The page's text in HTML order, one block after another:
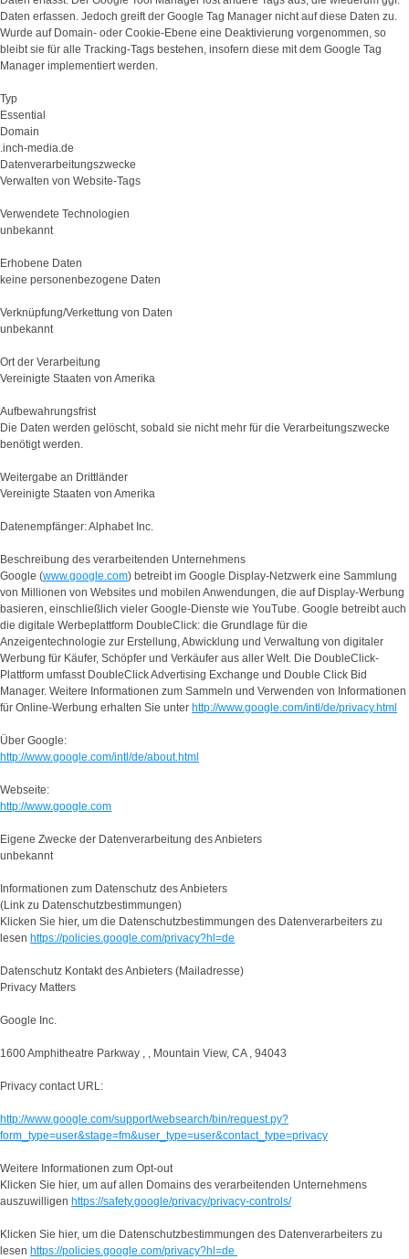
Daten erfassen. Jedoch greift der Google Tag Manager nicht auf diese Daten zu.
Wurde auf Domain- oder Cookie-Ebene eine Deaktivierung vorgenommen, so
bleibt sie für alle Tracking-Tags bestehen, insofern diese mit dem Google Tag
Manager implementiert werden.
Typ
Essential
Domain
.inch-media.de
Datenverarbeitungszwecke
Verwalten von Website-Tags
Verwendete Technologien
unbekannt
Erhobene Daten
keine personenbezogene Daten
Verknüpfung/Verkettung von Daten
unbekannt
Ort der Verarbeitung
Vereinigte Staaten von Amerika
Aufbewahrungsfrist
Die Daten werden gelöscht, sobald sie nicht mehr für die Verarbeitungszwecke
benötigt werden.
Weitergabe an Drittländer
Vereinigte Staaten von Amerika
Datenempfänger: Alphabet Inc.
Beschreibung des verarbeitenden Unternehmens
Google (www.google.com) betreibt im Google Display-Netzwerk eine Sammlung
von Millionen von Websites und mobilen Anwendungen, die auf Display-Werbung
basieren, einschließlich vieler Google-Dienste wie YouTube. Google betreibt auch
die digitale Werbeplattform DoubleClick: die Grundlage für die
Anzeigentechnologie zur Erstellung, Abwicklung und Verwaltung von digitaler
Werbung für Käufer, Schöpfer und Verkäufer aus aller Welt. Die DoubleClick-
Plattform umfasst DoubleClick Advertising Exchange und Double Click Bid
Manager. Weitere Informationen zum Sammeln und Verwenden von Informationen
für Online-Werbung erhalten Sie unter http://www.google.com/intl/de/privacy.html
Über Google:
http://www.google.com/intl/de/about.html
Webseite:
http://www.google.com
Eigene Zwecke der Datenverarbeitung des Anbieters
unbekannt
Informationen zum Datenschutz des Anbieters
(Link zu Datenschutzbestimmungen)
Klicken Sie hier, um die Datenschutzbestimmungen des Datenverarbeiters zu
lesen https://policies.google.com/privacy?hl=de
Datenschutz Kontakt des Anbieters (Mailadresse)
Privacy Matters
Google Inc.
1600 Amphitheatre Parkway , , Mountain View, CA , 94043
Privacy contact URL:
http://www.google.com/support/websearch/bin/request.py?
form_type=user&stage=fm&user_type=user&contact_type=privacy
Weitere Informationen zum Opt-out
Klicken Sie hier, um auf allen Domains des verarbeitenden Unternehmens
auszuwilligen https://safety.google/privacy/privacy-controls/
Klicken Sie hier, um die Datenschutzbestimmungen des Datenverarbeiters zu
lesen https://policies.google.com/privacy?hl=de